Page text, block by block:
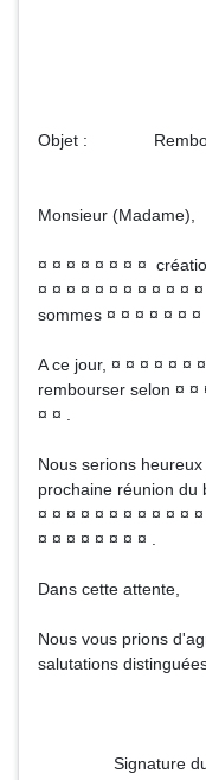
Objet :
Monsieur (Madame),
¤ ¤ ¤ ¤ ¤ ¤ ¤ ¤
¤ ¤ ¤ ¤ ¤ ¤ ¤ ¤ ¤ ¤ ¤
sommes ¤ ¤ ¤ ¤ ¤ ¤ ¤
A ce jour, ¤ ¤ ¤ ¤ ¤ ¤
rembourser selon ¤
¤ ¤ .
Nous serions
prochaine réunion du
¤ ¤ ¤ ¤ ¤ ¤ ¤ ¤ ¤ ¤ ¤
¤ ¤ ¤ ¤ ¤ ¤ ¤ ¤ .
Dans cette attente,
Nous vous prions
salutations
Signature du